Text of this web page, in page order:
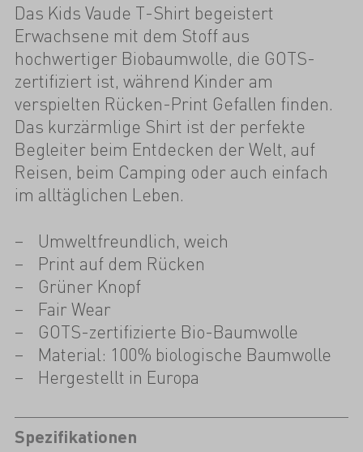
Das Kids Vaude T-Shirt begeistert
Erwachsene mit dem Stoff aus
hochwertiger Biobaumwolle, die GOTS-
zertifiziert ist, während Kinder am
verspielten Rücken-Print Gefallen finden.
Das kurzärmlige Shirt ist der perfekte
Begleiter beim Entdecken der Welt, auf
Reisen, beim Camping oder auch einfach
im alltäglichen Leben.
Umweltfreundlich, weich
Print auf dem Rücken
Grüner Knopf
Fair Wear
GOTS-zertifizierte Bio-Baumwolle
Material: 100% biologische Baumwolle
Hergestellt in Europa
Spezifikationen